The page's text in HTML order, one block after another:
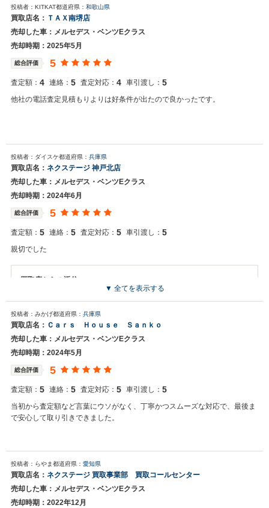
投稿者：KITKAT都道府県： 和歌山県
買取店名： ＴＡＸ南堺店
売却した車：メルセデス・ベンツEクラス
売却時期：2025年5月
総合評価 5
査定額： 4 連絡： 5 査定対応： 4 車引渡し： 5
他社の電話査定見積もりよりは好条件が出たので良かったです。
投稿者：ダイスケ都道府県： 兵庫県
買取店名： ネクステージ 神戸北店
売却した車：メルセデス・ベンツEクラス
売却時期：2024年6月
総合評価 5
査定額： 5 連絡： 5 査定対応： 5 車引渡し： 5
親切でした
買取店からの返信
お世話になっております。 株式会社ネクステージでございます。 この
た。 弊社スタッフの接客をお褒め頂き光栄です。 今後もご満足いただ
けるよう精進してまいります。 スタッフ一同、またのご利用お待ちし
ております。
▼ 全てを表示する
投稿者：みかげ都道府県： 兵庫県
買取店名： Ｃａｒｓ Ｈｏｕｓｅ Ｓａｎｋｏ
売却した車：メルセデス・ベンツEクラス
売却時期：2024年5月
総合評価 5
査定額： 5 連絡： 5 査定対応： 5 車引渡し： 5
当初から査定額など言葉にウソがなく、丁寧かつスムーズな対応で、最後ま
で安心して取り引きできました。
投稿者：らやま都道府県： 愛知県
買取店名： ネクステージ 買取事業部 買取コールセンター
売却した車：メルセデス・ベンツEクラス
売却時期：2022年12月